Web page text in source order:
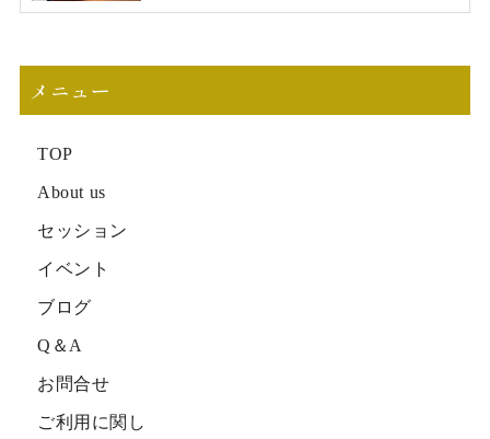
メニュー
TOP
About us
セッション
イベント
ブログ
Q＆A
お問合せ
ご利用に関し